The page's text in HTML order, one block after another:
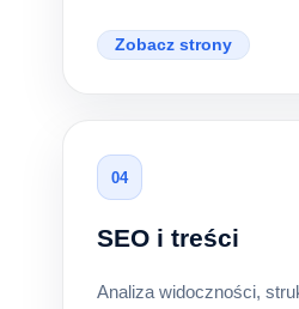
Zobacz strony
04
SEO i treści
Analiza widoczności,